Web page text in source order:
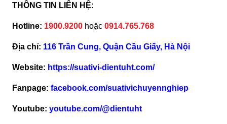
THÔNG TIN LIÊN HỆ:
Hotline: 1900.9200 hoặc 0914.765.768
Địa chỉ: 116 Trần Cung, Quận Cầu Giấy, Hà Nội
Website: https://suativi-dientuht.com/
Fanpage: facebook.com/suativichuyennghiep
Youtube: youtube.com/@dientuht